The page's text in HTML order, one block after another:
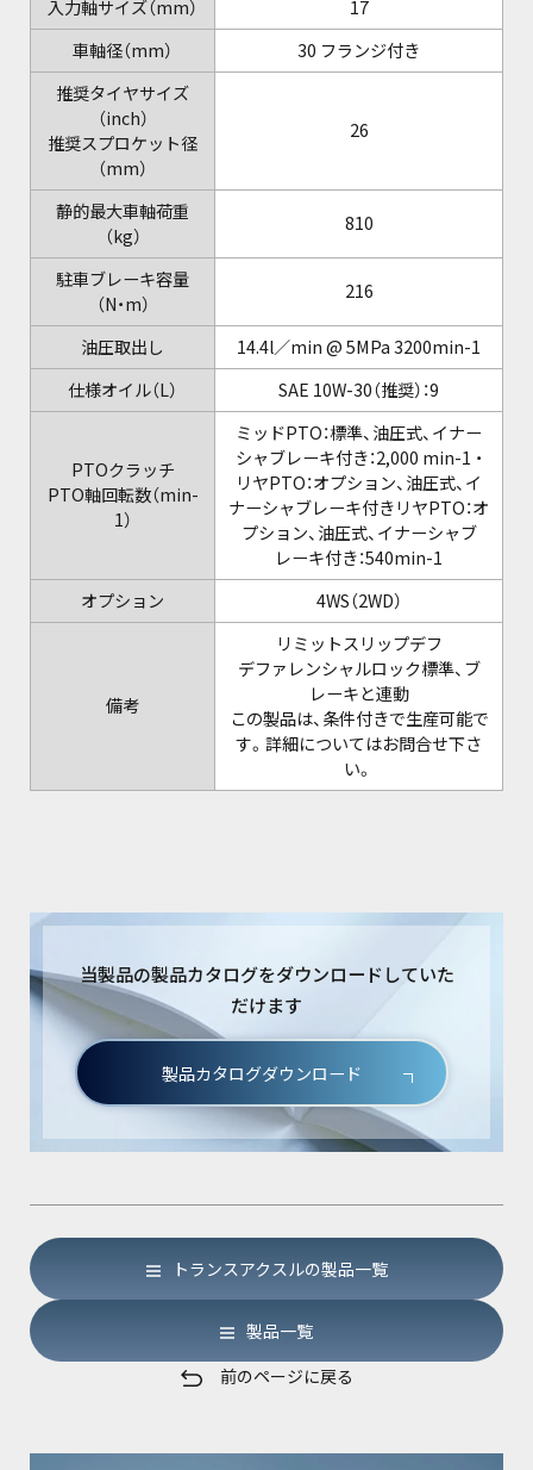
入力軸サイズ（mm）
17
車軸径（mm）
30 フランジ付き
推奨タイヤサイズ
（inch）
推奨スプロケット径
（mm）
26
静的最大車軸荷重
（kg）
810
駐車ブレーキ容量
（N・m）
216
油圧取出し
14.4l／min @ 5MPa 3200min-1
仕様オイル（L）
SAE 10W-30（推奨）：9
PTOクラッチ
PTO軸回転数（min-
1）
ミッドPTO：標準、油圧式、イナー
シャブレーキ付き：2,000 min-1 ・
リヤPTO：オプション、油圧式、イ
ナーシャブレーキ付きリヤPTO：オ
プション、油圧式、イナーシャブ
レーキ付き：540min-1
オプション
4WS（2WD）
備考
リミットスリップデフ
デファレンシャルロック標準、ブ
レーキと連動
この製品は、条件付きで生産可能で
す。詳細についてはお問合せ下さ
い。
当製品の製品カタログをダウンロードしていた
だけます
製品カタログダウンロード
トランスアクスルの製品一覧
製品一覧
前のページに戻る